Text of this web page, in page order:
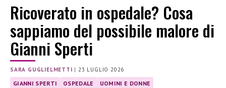
Ricoverato in ospedale? Cosa
sappiamo del possibile malore di
Gianni Sperti
SARA GUGLIELMETTI |23 LUGLIO 2026
GIANNI SPERTI OSPEDALE UOMINI E DONNE